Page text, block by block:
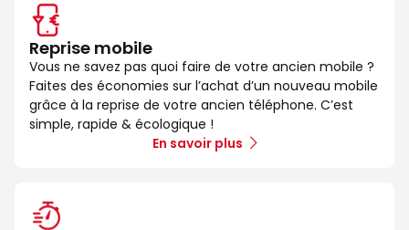
Reprise mobile
Vous ne savez pas quoi faire de votre ancien mobile ?
Faites des économies sur l’achat d’un nouveau mobile
grâce à la reprise de votre ancien téléphone. C’est
simple, rapide & écologique !
En savoir plus